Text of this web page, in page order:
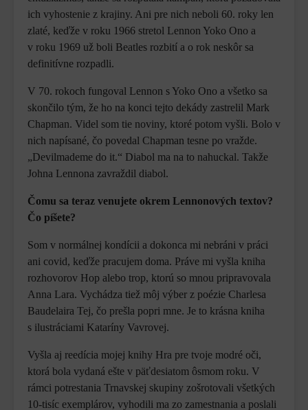
ich vyhostenie z krajiny. Ani pre nich neboli 60. roky len
zlaté, keďže v roku 1966 stretol Lennon Yoko Ono a
v roku 1969 už boli Beatles rozbití a o rok neskôr sa
definitívne rozpadli.
V 70. rokoch fungoval Lennon s Yoko Ono a všetko sa
skončilo tým, že ho na konci tejto dekády zastrelil Mark
Chapman. Videl som tie noviny, ktoré potom vyšli. Bolo v
nich napísané, čo povedal Chapman tesne po vražde.
„Devilmademe do it.“ Diabol ma na to nahuckal. Takže
Johna Lennona zavraždil diabol.
Čomu sa teraz venujete okrem Lennonových textov?
Čo píšete?
Som v normálnej kondícii a dokonca mi nebráni v práci
ani covid, keďže pracujem doma. Práve mi vyšla kniha
rozhovorov Hop alebo trop, ktorú so mnou pripravovala
Anna Lara. Vychádza tiež môj výber z poézie Charlesa
Baudelaira Tej, čo prešla popri mne. Je to krásna kniha
s ilustráciami Kataríny Vavrovej.
Vyšla aj reedícia mojej knihy Hra pre tvoje modré oči,
ktorá bola vydaná ešte v päťdesiatom ôsmom roku. V
rámci potrestania Trnavskej skupiny zošrotovali všetkých
10-tisíc exemplárov, vyhodili ma zo zamestnania a poslali